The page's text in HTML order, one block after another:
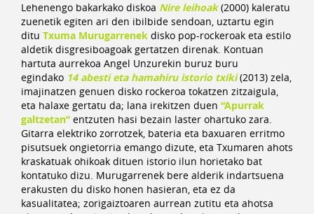
Lehenengo bakarkako diskoa Nire leihoak(2000) kaleratu
zuenetik egiten ari den ibilbide sendoan, uztartu egin
ditu Txuma Murugarrenek disko pop-rockeroak eta estilo
aldetik disgresiboagoak gertatzen direnak. Kontuan
hartuta aurrekoa Angel Unzurekin buruz buru
egindako 14 abesti eta hamahiru istorio txiki(2013) zela,
imajinatzen genuen disko rockeroa tokatzen zitzaigula,
eta halaxe gertatu da; lana irekitzen duen “Apurrak
galtzetan” entzuten hasi bezain laster ohartuko zara.
Gitarra elektriko zorrotzek, bateria eta baxuaren erritmo
pisutsuek ongietorria emango dizute, eta Txumaren ahots
kraskatuak ohikoak dituen istorio ilun horietako bat
kontatuko dizu. Murugarrenek bere alderik indartsuena
erakusten du disko honen hasieran, eta ez da
kasualitatea; zorigaiztoaren aurrean zutitu eta ahotsa